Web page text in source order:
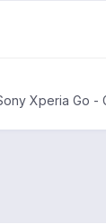
Xperia Go -